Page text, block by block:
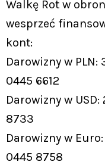
Walkę Rot w
wesprzeć
kont:
Darowizny w PLN:
0445 6612
Darowizny w
8733
Darowizny w
0445 8758